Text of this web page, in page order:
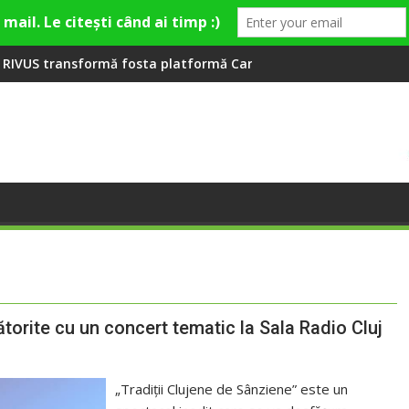
Fashion Village
platformă Carbochim într-un nou centru cultural și de
Când luna devine o întrebare
cu un concert tematic la Sala Radio Cluj
„Tradiții Clujene de Sânziene” este un